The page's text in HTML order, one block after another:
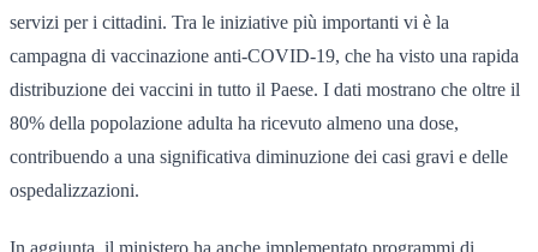
servizi per i cittadini. Tra le iniziative più importanti vi è la
campagna di vaccinazione anti-COVID-19, che ha visto una rapida
distribuzione dei vaccini in tutto il Paese. I dati mostrano che oltre il
80% della popolazione adulta ha ricevuto almeno una dose,
contribuendo a una significativa diminuzione dei casi gravi e delle
ospedalizzazioni.
In aggiunta, il ministero ha anche implementato programmi di